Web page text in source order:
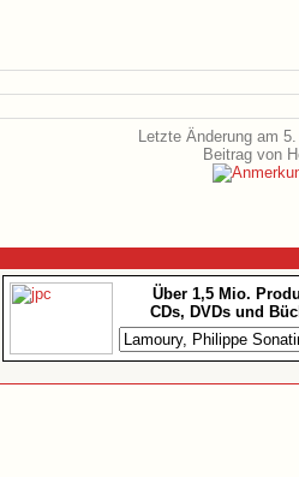
Letzte Änderung am
Beitrag von
Über 1,5 Mio.
CDs, DVDs und